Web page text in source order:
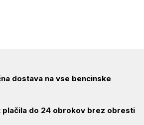
dostava na vse bencinske
plačila do 24 obrokov brez obresti